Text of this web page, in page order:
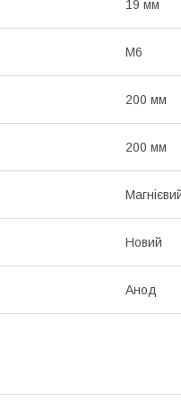
19 мм
М6
200 мм
200 мм
Новий
Анод